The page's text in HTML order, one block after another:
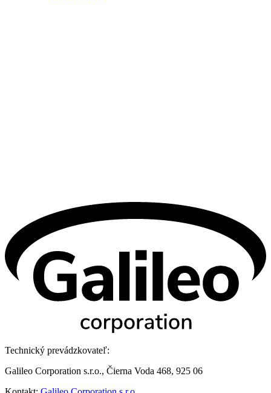
Technický prevádzkovateľ:
Galileo Corporation s.r.o., Čierna Voda 468, 925 06